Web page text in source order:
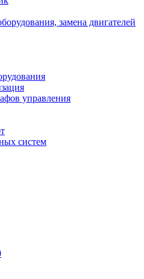
замена двигателей
управления
систем